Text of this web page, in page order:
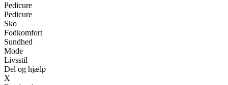
Pedicure
Pedicure
Sko
Fodkomfort
Sundhed
Mode
Livsstil
Del og hjælp
X